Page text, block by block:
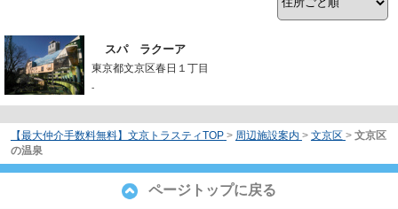
スパ ラクーア
東京都文京区春日１丁目
-
【最大仲介手数料無料】文京トラスティTOP > 周辺施設案内 > 文京区 > 文京区
の温泉
ページトップに戻る